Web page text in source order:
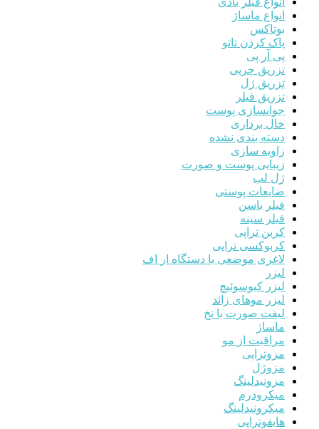
انواع ماساژ
بوتاکس
پاک کردن تاتو
پی آر پی
تزریق چربی
تزریق ژل
تزریق فیلر
جوانسازی پوست
خال برداری
دسته بندی نشده
زاویه سازی
زیبایی پوست و صورت
ژل لب
ضایعات پوستی
فیلر باسن
فیلر سینه
کربن تراپی
کربوکسی تراپی
لاغری موضعی با دستگاه ار اف
لیزر
لیزر کیوسوئیچ
لیزر موهای زائد
لیفت صورت با نخ
ماساژ
مراقبت از مو
مزوتراپی
مزوژل
مزونیدلینگ
میکرودرم
میکرونیدلینگ
هایفوتراپی